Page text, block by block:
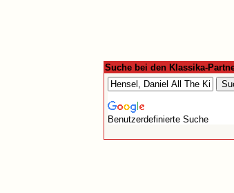
Suche bei den Klassika-
Benutzerdefinierte Suche